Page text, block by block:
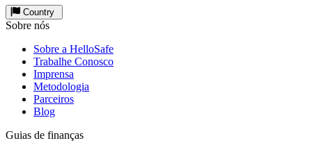
Country
Sobre nós
Sobre a HelloSafe
Trabalhe Conosco
Imprensa
Metodologia
Parceiros
Blog
Guias de finanças